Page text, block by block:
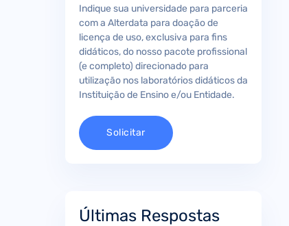
Indique sua universidade para parceria
com a Alterdata para doação de
licença de uso, exclusiva para fins
didáticos, do nosso pacote profissional
(e completo) direcionado para
utilização nos laboratórios didáticos da
Instituição de Ensino e/ou Entidade.
Solicitar
Últimas Respostas